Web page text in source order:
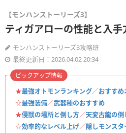
【モンハンストーリーズ3】
ティガアローの性能と入手
モンハンストーリーズ3攻略班
最終更新日：2026.04.02 20:34
★最強オトモンランキング／おすすめ
☆最強装備／武器種のおすすめ
★侵獣の場所と倒し方／天変古龍の倒
☆効率的なレベル上げ／隠しモンスタ
ピックアップ情報